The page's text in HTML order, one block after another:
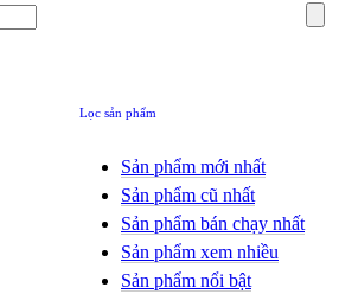
Lọc sản phẩm
Sản phẩm mới nhất
Sản phẩm cũ nhất
Sản phẩm bán chạy nhất
Sản phẩm xem nhiều
Sản phẩm nổi bật